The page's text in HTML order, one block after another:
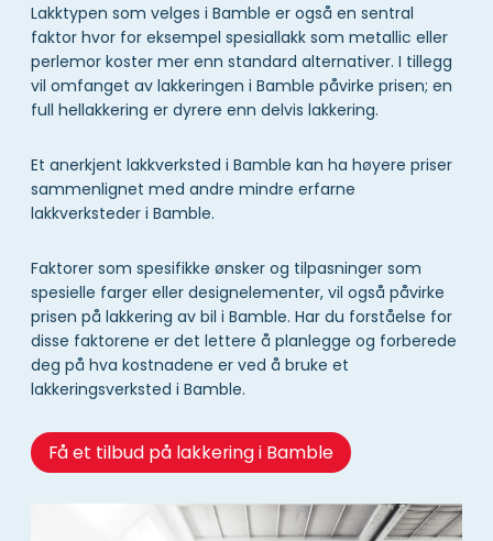
Lakktypen som velges i Bamble er også en sentral
faktor hvor for eksempel spesiallakk som metallic eller
perlemor koster mer enn standard alternativer. I tillegg
vil omfanget av lakkeringen i Bamble påvirke prisen; en
full hellakkering er dyrere enn delvis lakkering.
Et anerkjent lakkverksted i Bamble kan ha høyere priser
sammenlignet med andre mindre erfarne
lakkverksteder i Bamble.
Faktorer som spesifikke ønsker og tilpasninger som
spesielle farger eller designelementer, vil også påvirke
prisen på lakkering av bil i Bamble. Har du forståelse for
disse faktorene er det lettere å planlegge og forberede
deg på hva kostnadene er ved å bruke et
lakkeringsverksted i Bamble.
Få et tilbud på lakkering i Bamble